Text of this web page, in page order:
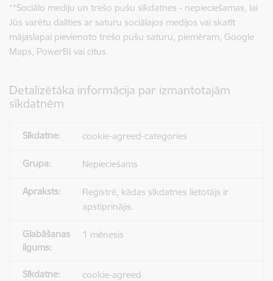
**Sociālo mediju un trešo pušu sīkdatnes - nepieciešamas, lai
Jūs varētu dalīties ar saturu sociālajos medijos vai skatīt
mājaslapai pievienoto trešo pušu saturu, piemēram, Google
Maps, PowerBI vai citus.
Detalizētāka informācija par izmantotajām
sīkdatnēm
cookie-agreed-categories
Nepieciešams
Reģistrē, kādas sīkdatnes lietotājs ir
apstiprinājis.
1 mēnesis
cookie-agreed